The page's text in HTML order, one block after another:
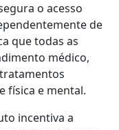
o acesso
de
que todas as
médico,
física e mental.
incentiva a